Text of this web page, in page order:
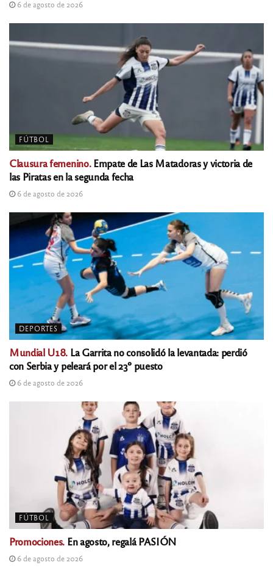
6 de agosto de 2026
FÚTBOL
Clausura femenino.Empate de Las Matadoras y victoria de
las Piratas en la segunda fecha
6 de agosto de 2026
DEPORTES
Mundial U18. La Garrita no consolidó la levantada: perdió
con Serbia y peleará por el 23º puesto
6 de agosto de 2026
FÚTBOL
Promociones. En agosto, regalá PASIÓN
6 de agosto de 2026